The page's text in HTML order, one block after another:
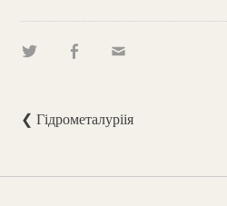
❮ Гідрометалуріія